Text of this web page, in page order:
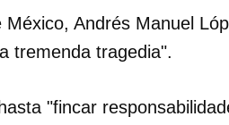
Andrés Manuel
tremenda tragedia".
"fincar